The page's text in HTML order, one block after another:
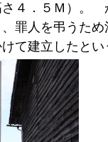
さ４．５Ｍ）。
罪人を弔うため
て建立したとい